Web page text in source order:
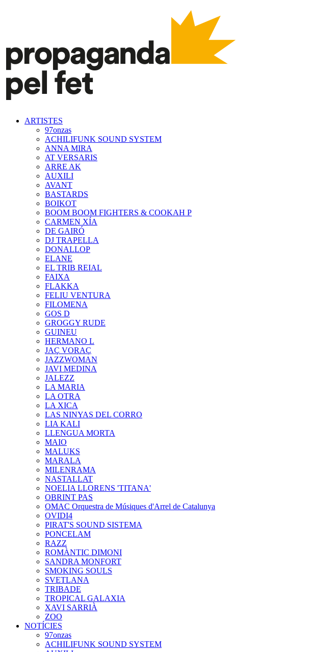
ARTISTES
97onzas
ACHILIFUNK SOUND SYSTEM
ANNA MIRA
AT VERSARIS
ARRE AK
AUXILI
AVANT
BASTARDS
BOIKOT
BOOM BOOM FIGHTERS & COOKAH P
CARMEN XÍA
DE GAIRÓ
DJ TRAPELLA
DONALLOP
ELANE
EL TRIB REIAL
FAIXA
FLAKKA
FELIU VENTURA
FILOMENA
GOS D
GROGGY RUDE
GUINEU
HERMANO L
JAÇ VORAÇ
JAZZWOMAN
JAVI MEDINA
JALEZZ
LA MARIA
LA OTRA
LA XICA
LAS NINYAS DEL CORRO
LIA KALI
LLENGUA MORTA
MAIO
MALUKS
MARALA
MILENRAMA
NASTALLAT
NOELIA LLORENS 'TITANA'
OBRINT PAS
OMAC Orquestra de Músiques d'Arrel de Catalunya
OVIDI4
PIRAT'S SOUND SISTEMA
PONCELAM
RAZZ
ROMÀNTIC DIMONI
SANDRA MONFORT
SMOKING SOULS
SVETLANA
TRIBADE
TROPICAL GALAXIA
XAVI SARRIÀ
ZOO
NOTÍCIES
97onzas
ACHILIFUNK SOUND SYSTEM